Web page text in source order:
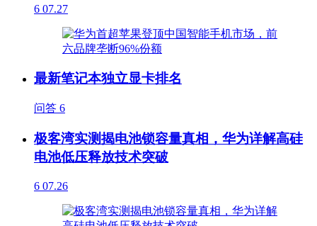
6 07.27
最新笔记本独立显卡排名
问答 6
极客湾实测揭电池锁容量真相，华为详解高硅
电池低压释放技术突破
6 07.26